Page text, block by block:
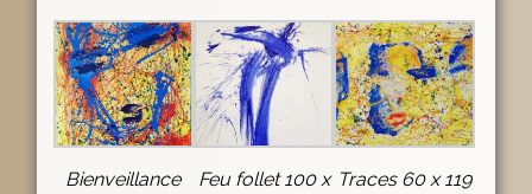
Bienveillance
Feu follet 100 x Traces 60 x 119